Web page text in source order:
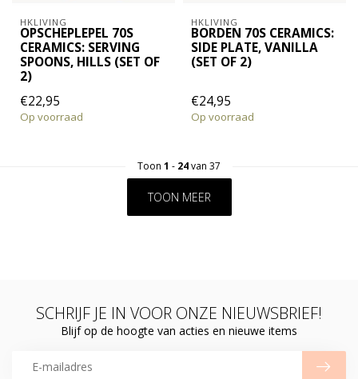
HKLIVING
OPSCHEPLEPEL 70S
CERAMICS: SERVING
SPOONS, HILLS (SET OF
2)
€22,95
Op voorraad
HKLIVING
BORDEN 70S CERAMICS:
SIDE PLATE, VANILLA
(SET OF 2)
€24,95
Op voorraad
Toon 1 - 24van 37
TOON MEER
SCHRIJF JE IN VOOR ONZE NIEUWSBRIEF!
Blijf op de hoogte van acties en nieuwe items